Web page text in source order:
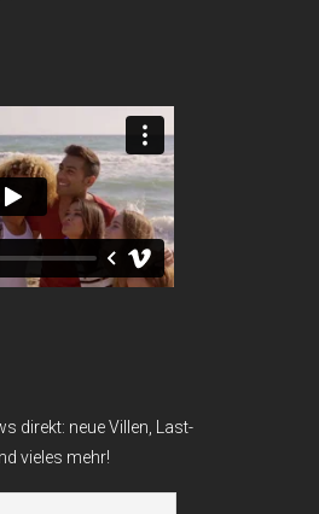
direkt: neue Villen, Last-
vieles mehr!